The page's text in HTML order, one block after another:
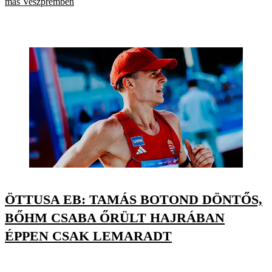
ÖTTUSA EB: TAMÁS BOTOND DÖNTŐS,
BŐHM CSABA ŐRÜLT HAJRÁBAN
ÉPPEN CSAK LEMARADT